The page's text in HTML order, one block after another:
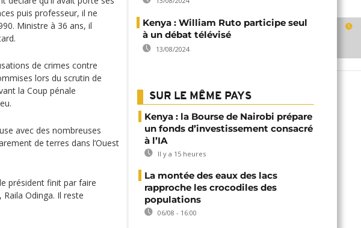
puis professeur, il ne
Ministre à 36 ans, il
de crimes contre
lors du scrutin de
la Coup pénale
avec des nombreuses
de terres dans l’Ouest
président finit par faire
Odinga. Il reste
Kenya : William Ruto participe seul
à un débat télévisé
13/08/2024
SUR LE MÊME PAYS
Kenya : la Bourse de Nairobi prépare
un fonds d’investissement consacré
à l’IA
Il y a 15 heures
La montée des eaux des lacs
rapproche les crocodiles des
populations
06/08 - 16:00